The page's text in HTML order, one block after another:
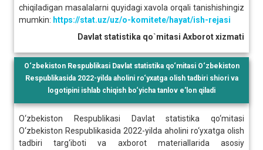
chiqiladigan masalalarni quyidagi xavola orqali tanishishingiz
mumkin: https://stat.uz/uz/o-komitete/hayat/ish-rejasi
Davlat statistika qo`mitasi Axborot xizmati
O‘zbekiston Respublikasi Davlat statistika qo‘mitasi O‘zbekiston
Respublikasida 2022-yilda aholini ro‘yxatga olish tadbiri shiori va
logotipini ishlab chiqish bo‘yicha tanlov e'lon qiladi
O‘zbekiston Respublikasi Davlat statistika qo‘mitasi
O‘zbekiston Respublikasida 2022-yilda aholini ro‘yxatga olish
tadbiri targ‘iboti va axborot materiallarida asosiy